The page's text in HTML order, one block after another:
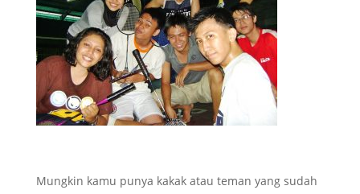
Mungkin kamu punya kakak atau teman yang sudah